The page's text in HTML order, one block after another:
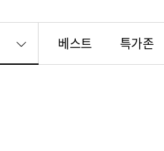
베스트 특가존